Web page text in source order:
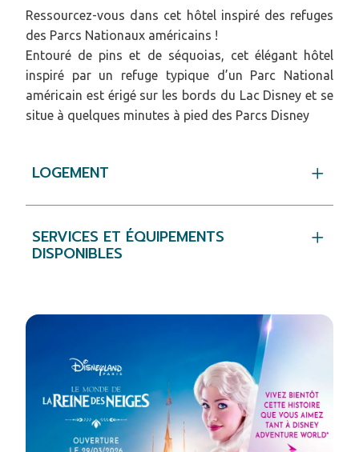
Ressourcez-vous dans cet hôtel inspiré des refuges
des Parcs Nationaux américains !
Entouré de pins et de séquoias, cet élégant hôtel
inspiré par un refuge typique d’un Parc National
américain est érigé sur les bords du Lac Disney et se
situe à quelques minutes à pied des Parcs Disney
LOGEMENT
SERVICES ET ÉQUIPEMENTS
DISPONIBLES